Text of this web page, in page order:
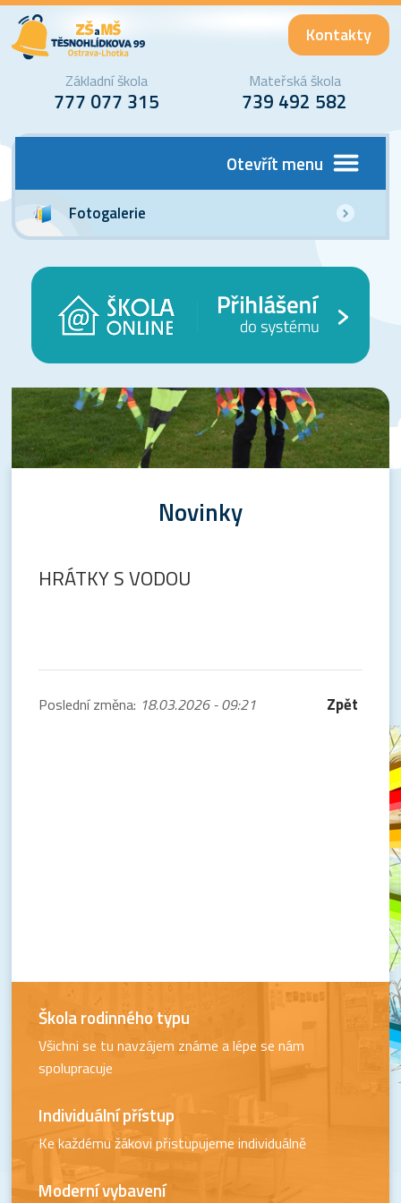
Kontakty
Základní škola
777 077 315
Mateřská škola
739 492 582
Otevřít menu
Fotogalerie
Novinky
HRÁTKY S VODOU
Poslední změna: 18.03.2026 - 09:21 Zpět
Škola rodinného typu
Všichni se tu navzájem známe a lépe se nám
spolupracuje
Individuální přístup
Ke každému žákovi přistupujeme individuálně
Moderní vybavení